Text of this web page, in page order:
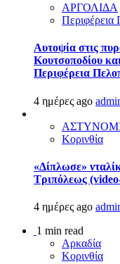
ΑΡΓΟΛΙΔΑ
Περιφέρεια
Αυτοψία στις
Κουτσοποδίου
Περιφέρεια
4 ημέρες ago
Κορινθία
«Δίπλωσε»
Τριπόλεως
4 ημέρες ago
1 min read
Αρκαδία
Κορινθία